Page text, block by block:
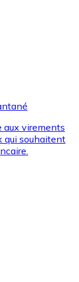
aux virements
qui souhaitent